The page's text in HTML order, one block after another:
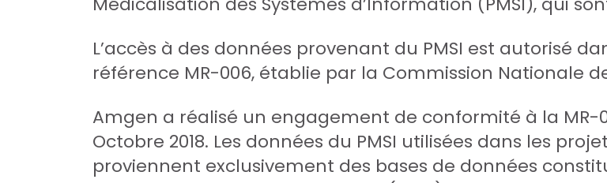
L’accès à des données provenant du PMSI est autorisé
référence MR-006, établie par la Commission Nationale
Amgen a réalisé un engagement de conformité à la MR-
Octobre 2018. Les données du PMSI utilisées dans les
proviennent exclusivement des bases de données